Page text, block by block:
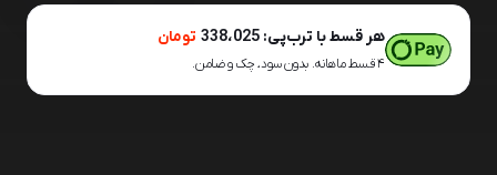
سیاه
هر قسط با ترب‌پی: 338،025 تومان
۴ قسط ماهانه. بدون سود، چک و ضامن.